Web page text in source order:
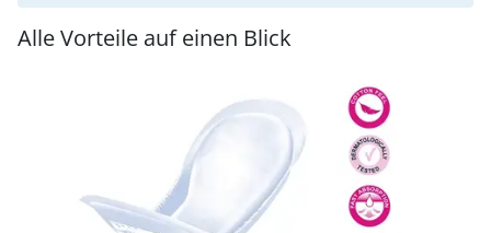
Alle Vorteile auf einen Blick